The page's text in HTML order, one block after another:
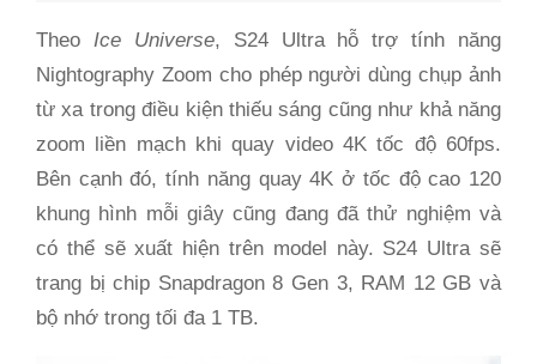
Theo Ice Universe, S24 Ultra hỗ trợ tính năng
Nightography Zoom cho phép người dùng chụp ảnh
từ xa trong điều kiện thiếu sáng cũng như khả năng
zoom liền mạch khi quay video 4K tốc độ 60fps.
Bên cạnh đó, tính năng quay 4K ở tốc độ cao 120
khung hình mỗi giây cũng đang đã thử nghiệm và
có thể sẽ xuất hiện trên model này. S24 Ultra sẽ
trang bị chip Snapdragon 8 Gen 3, RAM 12 GB và
bộ nhớ trong tối đa 1 TB.